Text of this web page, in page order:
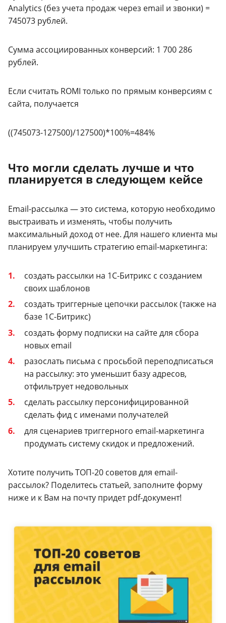
Analytics (без учета продаж через email и звонки) =
745073 рублей.
Сумма ассоциированных конверсий: 1 700 286
рублей.
Если считать ROMI только по прямым конверсиям с
сайта, получается
((745073-127500)/127500)*100%=484%
Что могли сделать лучше и что
планируется в следующем кейсе
Email-рассылка — это система, которую необходимо
выстраивать и изменять, чтобы получить
максимальный доход от нее. Для нашего клиента мы
планируем улучшить стратегию email-маркетинга:
создать рассылки на 1С-Битрикс с созданием
своих шаблонов
создать триггерные цепочки рассылок (также на
базе 1С-Битрикс)
создать форму подписки на сайте для сбора
новых email
разослать письма с просьбой переподписаться
на рассылку: это уменьшит базу адресов,
отфильтрует недовольных
сделать рассылку персонифицированной
сделать фид с именами получателей
для сценариев триггерного email-маркетинга
продумать систему скидок и предложений.
Хотите получить ТОП-20 советов для email-
рассылок? Поделитесь статьей, заполните форму
ниже и к Вам на почту придет pdf-документ!